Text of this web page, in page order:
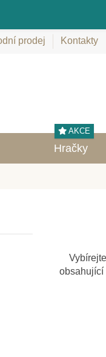
prodej Kontakty
Hračky
AKCE
obsahující